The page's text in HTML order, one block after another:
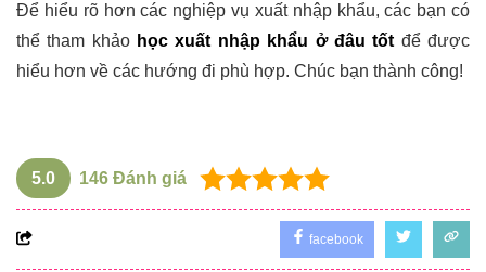
Để hiểu rõ hơn các nghiệp vụ xuất nhập khẩu, các bạn có
thể tham khảo học xuất nhập khẩu ở đâu tốt để được
hiểu hơn về các hướng đi phù hợp. Chúc bạn thành công!
5.0 146 Đánh giá
facebook